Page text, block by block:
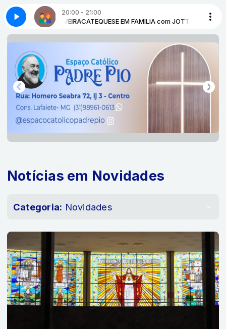
20:00 - 21:00
com JOTTA OLIVEIRACATEQUESE EM FAMILIA com JOTTA OLIVEIRA
DA BSCJ NO AR SANTA MISSA DA BSCJ
Notícias em Novidades
Categoria: Novidades